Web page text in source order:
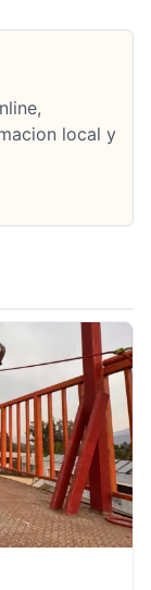
local y